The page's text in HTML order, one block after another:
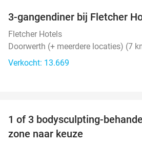
3-gangendiner bij Fletcher
Fletcher Hotels
Doorwerth (+ meerdere locaties) (7
Verkocht: 13.669
TODAY
1 of 3 bodysculpting-
zone naar keuze